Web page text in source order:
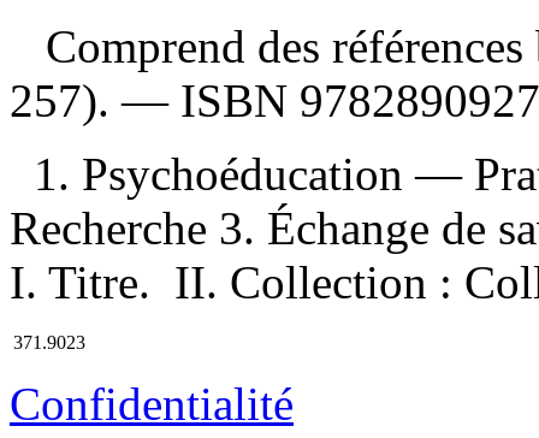
Comprend des
257). — ISBN
1. Psychoéducation —
Recherche 3. Échange de
I. Titre. II. Collection :
371.9023
Confidentialité